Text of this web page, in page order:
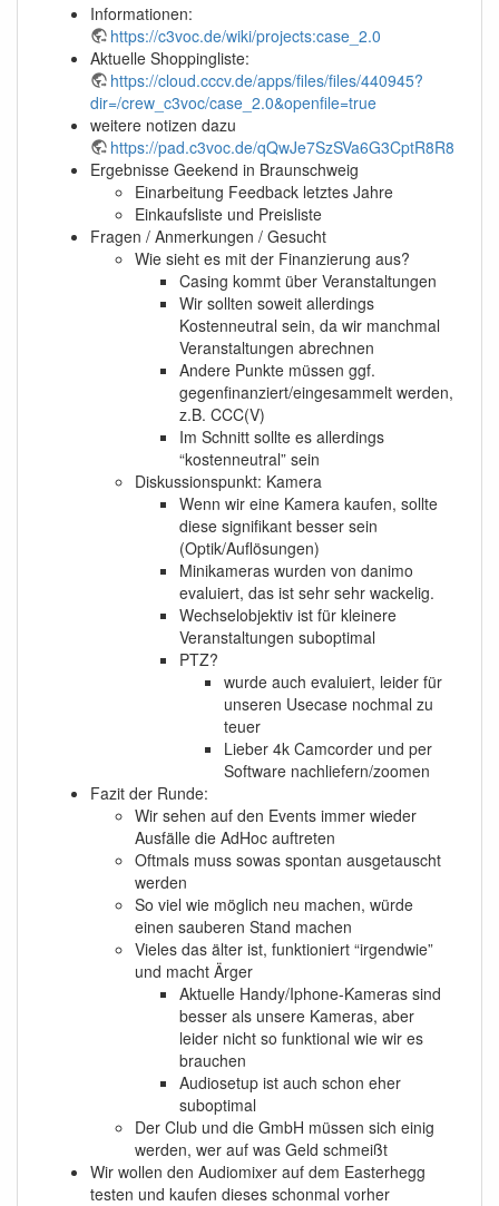
Informationen:
https://c3voc.de/wiki/projects:case_2.0
Aktuelle Shoppingliste:
https://cloud.cccv.de/apps/files/files/440945?
dir=/crew_c3voc/case_2.0&openfile=true
weitere notizen dazu
https://pad.c3voc.de/qQwJe7SzSVa6G3CptR8R8g#
Ergebnisse Geekend in Braunschweig
Einarbeitung Feedback letztes Jahre
Einkaufsliste und Preisliste
Fragen / Anmerkungen / Gesucht
Wie sieht es mit der Finanzierung aus?
Casing kommt über Veranstaltungen
Wir sollten soweit allerdings
Kostenneutral sein, da wir manchmal
Veranstaltungen abrechnen
Andere Punkte müssen ggf.
gegenfinanziert/eingesammelt werden,
z.B. CCC(V)
Im Schnitt sollte es allerdings
“kostenneutral” sein
Diskussionspunkt: Kamera
Wenn wir eine Kamera kaufen, sollte
diese signifikant besser sein
(Optik/Auflösungen)
Minikameras wurden von danimo
evaluiert, das ist sehr sehr wackelig.
Wechselobjektiv ist für kleinere
Veranstaltungen suboptimal
PTZ?
wurde auch evaluiert, leider für
unseren Usecase nochmal zu
teuer
Lieber 4k Camcorder und per
Software nachliefern/zoomen
Fazit der Runde:
Wir sehen auf den Events immer wieder
Ausfälle die AdHoc auftreten
Oftmals muss sowas spontan ausgetauscht
werden
So viel wie möglich neu machen, würde
einen sauberen Stand machen
Vieles das älter ist, funktioniert “irgendwie”
und macht Ärger
Aktuelle Handy/Iphone-Kameras sind
besser als unsere Kameras, aber
leider nicht so funktional wie wir es
brauchen
Audiosetup ist auch schon eher
suboptimal
Der Club und die GmbH müssen sich einig
werden, wer auf was Geld schmeißt
Wir wollen den Audiomixer auf dem Easterhegg
testen und kaufen dieses schonmal vorher